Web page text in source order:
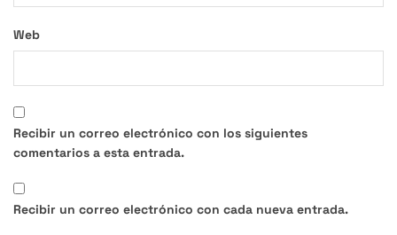
Web
Recibir un correo electrónico con los siguientes
comentarios a esta entrada.
Recibir un correo electrónico con cada nueva entrada.